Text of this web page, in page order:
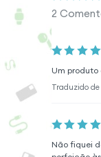
pele
2
Um
Traduzido de
Não fiquei